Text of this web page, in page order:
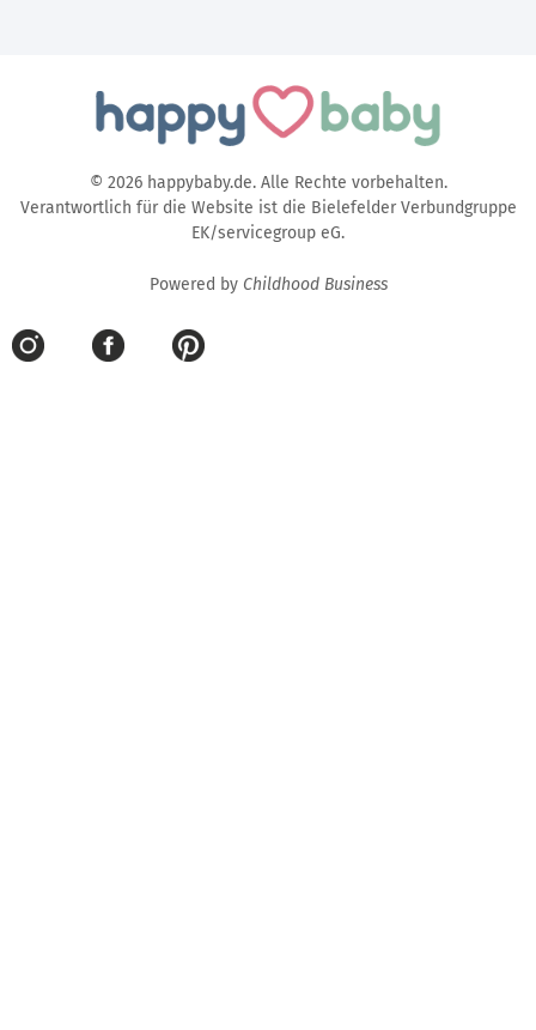
© 2026 happybaby.de. Alle Rechte vorbehalten.
Verantwortlich für die Website ist die Bielefelder Verbundgruppe
EK/servicegroup eG.
Powered by Childhood Business